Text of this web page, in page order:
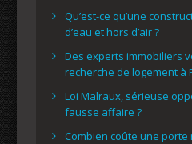
Qu’est-ce qu’une
d’eau et hors d’air ?
Des experts immobiliers
recherche de logement à
Loi Malraux, sérieuse
fausse affaire ?
Combien coûte une